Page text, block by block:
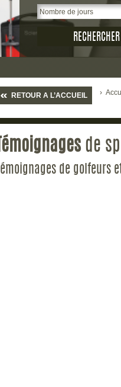
RETOUR A L’ACCUEIL ›
Témoignagesde
Témoignages de golfeurs